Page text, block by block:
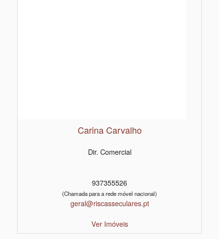
Carina Carvalho
Dir. Comercial
937355526
(Chamada para a rede móvel nacional)
geral@riscasseculares.pt
Ver Imóveis